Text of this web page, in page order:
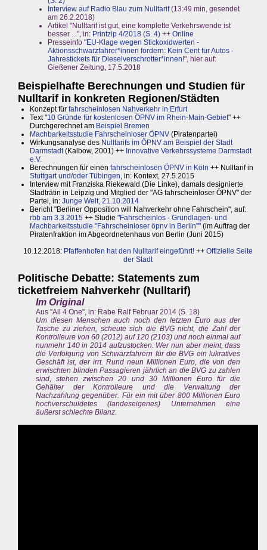
Interview auf Radio Blau zum Nulltarif(13:49 min, gesendet
am 26.2.2018)
Artikel "Nulltarif ist gut, eine komplette Verkehrswende ist
besser ...", in: Printzip 4/2018 (S. 4) ++ Online
Presseinfo "EU-Klage wegen Stickoxidwerten -
Aktionsschwarzfahrer*innen fordern: Kein Cent für Autos -
Jahrestickets für Dieselverschrotter*innen!", hier auf:
Gießener Zeitung, 17.5.2018
Beispielhafte Berechnungen und Studien für
Nulltarif in konkreten Regionen/Städten
Konzept für fahrscheinlosen Nahverkehr in Erfurt
Text "10 Gründe für kostenlosen ÖPNV im Rhein-Main-Gebiet" ++
Durchgerechnet am Beispiel Bremen
Machbarkeitsstudie Fahrscheinloser ÖPNV (Piratenpartei)
Wirkungsanalyse des Nulltarifs im ÖPNV am Beispiel der Stadt
Darmstadt(Kalbow, 2001) ++ Innovative Verkehrssysteme Darmstadt
e.V.
Berechnungen für einen fahrscheinlosen ÖPNV in Köln ++ Nulltarif in
Stuttgart und/oder Tübingen, in: Kontext, 27.5.2015
Interview mit Franziska Riekewald (Die Linke), damals designierte
Stadträtin in Leipzig und Mitglied der "AG fahrscheinloser ÖPNV" der
Partei, in: Junge Welt, 21.10.2014
Bericht "Berliner Opposition will Nahverkehr ohne Fahrschein", auf:
rbb am 3.3.2015 ++ Studie "Fahrscheinlos - Grundlagen- und
Machbarkeitsstudie "Fahrscheinloser öpnv in Berlin"" (im Auftrag der
Piratenfraktion im Abgeordnetenhaus von Berlin (Juni 2015)
10.12.2018: Pfaffenhofen hat den Nulltarif eingeführt! ++Offizielle Seite
der Stadt
Politische Debatte: Statements zum
ticketfreiem Nahverkehr (Nulltarif)
Im Original
Aus "All 4 One", in: Rabe Ralf Februar 2014 (S. 18)
Um diesen Menschen auch noch den letzten Euro aus der
Tasche zu ziehen, scheute sich die BVG nicht, die Zahl der
Kontrolleure von 60 (2012) auf 120 (2103) und noch einmal auf
nunmehr 140 in 2014 aufzustocken. Wer nun aber meint, dass
die Verfolgung von Schwarzfahrern für die BVG ein lukratives
Geschäft ist, der irrt. Rund neun Millionen Euro, die von den
erwischten blinden Passagieren jährlich an die BVG zu zahlen
sind, stehen zwischen 20 und 30 Millionen Euro für die
Gehälter der Kontrolleure und die Verwaltung der
Nachzahlung gegenüber. Für ein mit über 800 Millionen Euro
hochverschuldetes (landeseigenes) Unternehmen eine
äußerst schlechte Bilanz.